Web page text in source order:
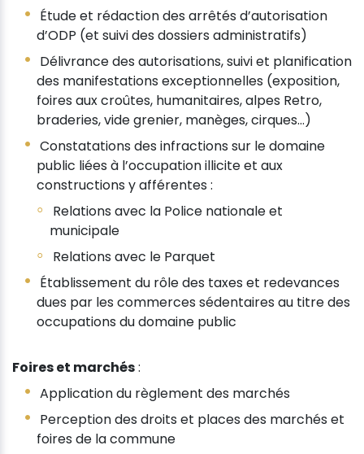
Étude et rédaction des arrêtés d’autorisation
d’ODP (et suivi des dossiers administratifs)
Délivrance des autorisations, suivi et planification
des manifestations exceptionnelles (exposition,
foires aux croûtes, humanitaires, alpes Retro,
braderies, vide grenier, manèges, cirques…)
Constatations des infractions sur le domaine
public liées à l’occupation illicite et aux
constructions y afférentes :
Relations avec la Police nationale et
municipale
Relations avec le Parquet
Établissement du rôle des taxes et redevances
dues par les commerces sédentaires au titre des
occupations du domaine public
Foires et marchés:
Application du règlement des marchés
Perception des droits et places des marchés et
foires de la commune